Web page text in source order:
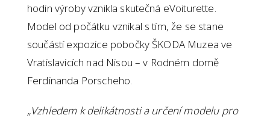
hodin výroby vznikla skutečná eVoiturette.
Model od počátku vznikal s tím, že se stane
součástí expozice pobočky ŠKODA Muzea ve
Vratislavicích nad Nisou – v Rodném domě
Ferdinanda Porscheho.
„Vzhledem k delikátnosti a určení modelu pro